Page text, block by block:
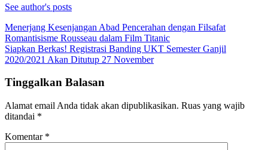
See author's posts
Navigasi
pos
Menerjang Kesenjangan Abad Pencerahan dengan Filsafat
Romantisisme Rousseau dalam Film Titanic
Siapkan Berkas! Registrasi Banding UKT Semester Ganjil
2020/2021 Akan Ditutup 27 November
Tinggalkan Balasan
Alamat email Anda tidak akan dipublikasikan. Ruas yang wajib
ditandai *
Komentar *